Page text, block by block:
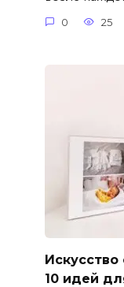
0 25
10 идей